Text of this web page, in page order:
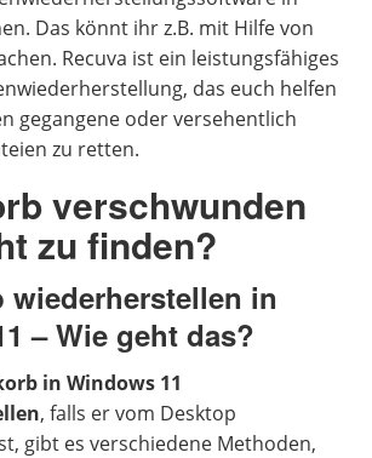
Das könnt ihr z.B. mit Hilfe von
Recuva ist ein leistungsfähiges
das euch helfen
gegangene oder versehentlich
zu retten.
verschwunden
zu finden?
wiederherstellen in
– Wie geht das?
in Windows 11
, falls er vom Desktop
gibt es verschiedene Methoden,